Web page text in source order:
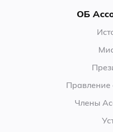
ОБ
Правление
Члены